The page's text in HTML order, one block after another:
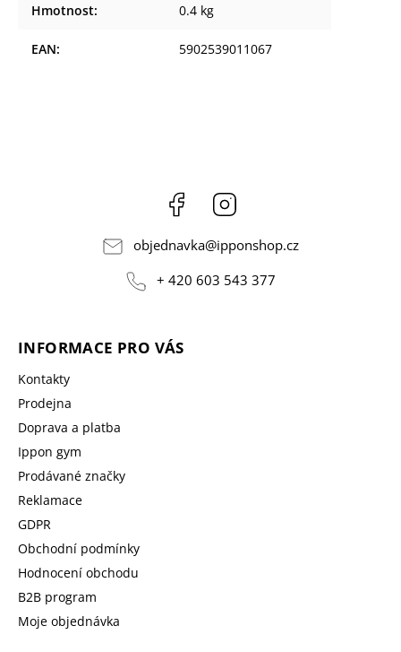
Hmotnost: 0.4 kg
EAN: 5902539011067
Facebook
objednavka@ipponshop.cz
+ 420 603 543 377
INFORMACE PRO VÁS
Kontakty
Prodejna
Doprava a platba
Ippon gym
Prodávané značky
Reklamace
GDPR
Obchodní podmínky
Hodnocení obchodu
B2B program
Moje objednávka